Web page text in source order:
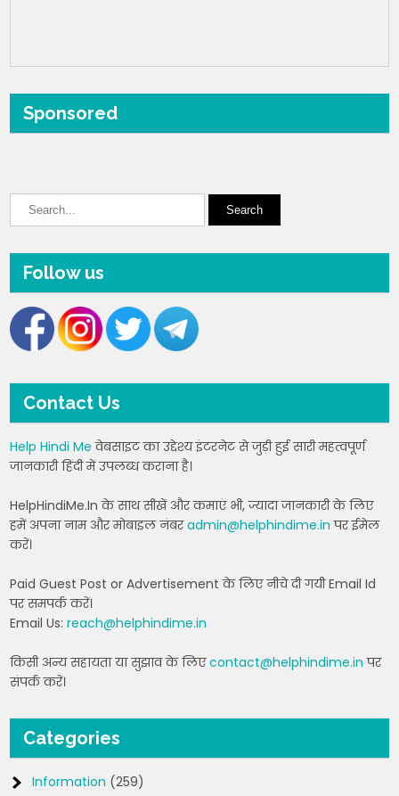
Sponsored
Follow us
Contact Us
Help Hindi Me वेबसाइट का उद्देश्य इंटरनेट से जुड़ी हुई सारी महत्वपूर्ण
जानकारी हिंदी में उपलब्ध कराना है।
HelpHindiMe.In के साथ सीखें और कमाएं भी, ज्यादा जानकारी के लिए
हमें अपना नाम और मोबाइल नंबरadmin@helphindime.in पर ईमेल
करें।
Paid Guest Post or Advertisement के लिए नीचे दी गयी Email Id
पर समपर्क करें।
Email Us:reach@helphindime.in
किसी अन्य सहायता या सुझाव के लिएcontact@helphindime.in पर
संपर्क करें।
Categories
Information (259)